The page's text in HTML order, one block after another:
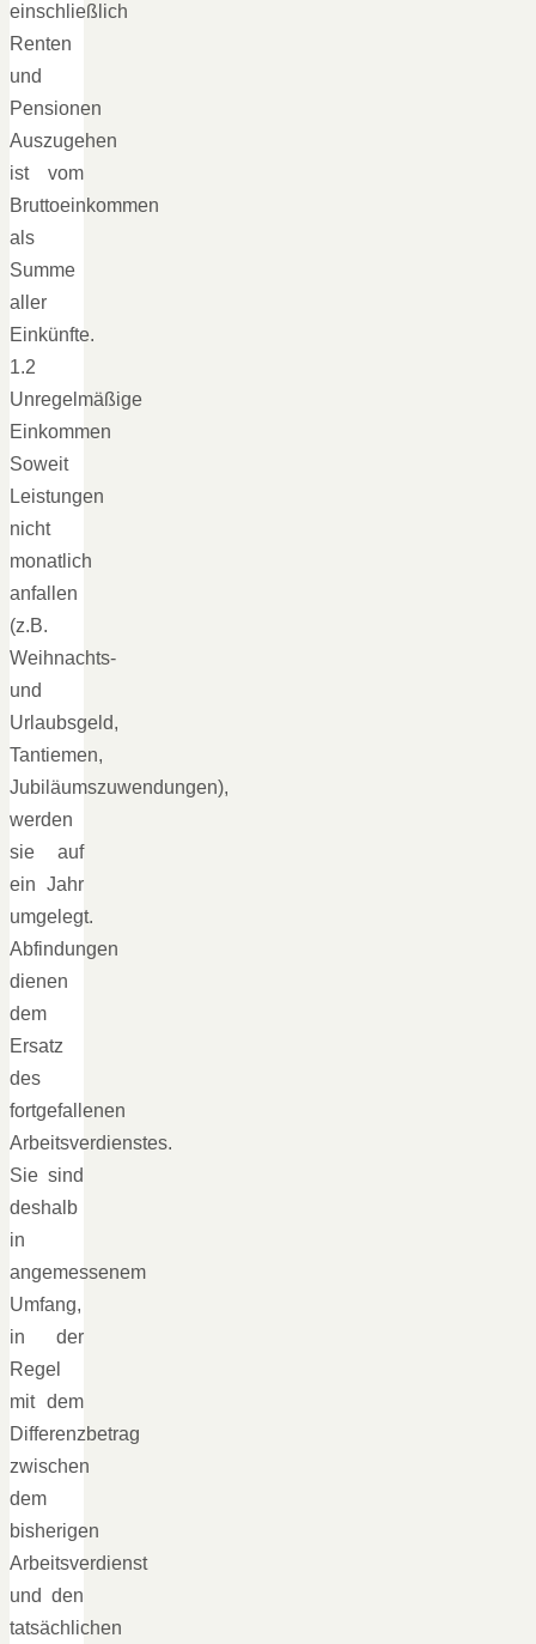
einschließlich
Renten
und
Pensionen
Auszugehen
ist vom
Bruttoeinkommen
als
Summe
aller
Einkünfte.
1.2
Unregelmäßige
Einkommen
Soweit
Leistungen
nicht
monatlich
anfallen
(z.B.
Weihnachts-
und
Urlaubsgeld,
Tantiemen,
Jubiläumszuwendungen),
werden
sie auf
ein Jahr
umgelegt.
Abfindungen
dienen
dem
Ersatz
des
fortgefallenen
Arbeitsverdienstes.
Sie sind
deshalb
in
angemessenem
Umfang,
in der
Regel
mit dem
Differenzbetrag
zwischen
dem
bisherigen
Arbeitsverdienst
und den
tatsächlichen